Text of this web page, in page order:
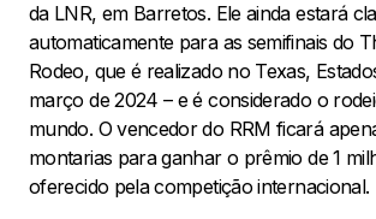
da LNR, em Barretos. Ele ainda estará
automaticamente para as semifinais do
Rodeo, que é realizado no Texas,
março de 2024 – e é considerado o
mundo. O vencedor do RRM ficará
montarias para ganhar o prêmio de 1
oferecido pela competição internacional.